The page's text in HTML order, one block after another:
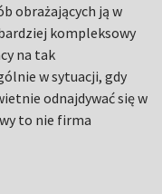
obrażających ją w
kompleksowy
na tak
w sytuacji, gdy
odnajdywać się w
to nie firma